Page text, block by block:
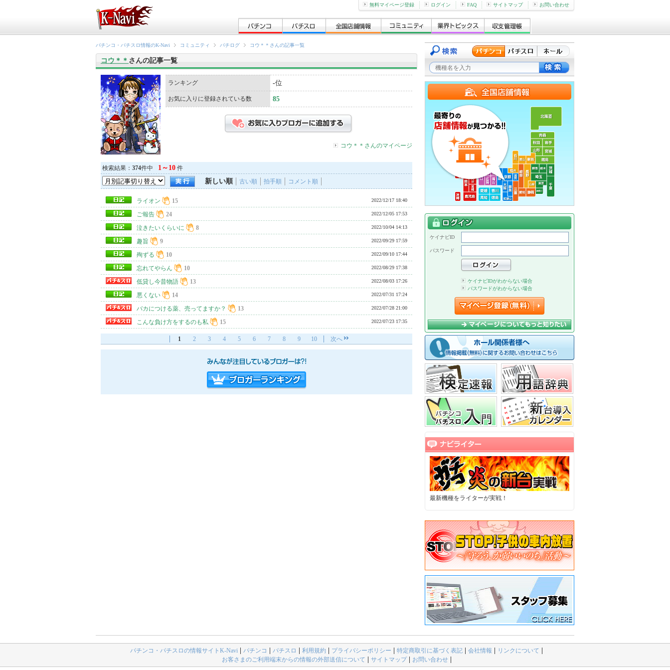
無料マイページ登録 ログイン FAQ サイトマップ お問い合わせ
パチンコ・パチスロ情報のK-Navi コミュニティ パチログ コウ＊＊さんの記事一覧
コウ＊＊ さんの記事一覧
ランキング -位
お気に入りに登録されている数 85
コウ＊＊さんのマイページ
検索結果： 374件中 1～10 件
新しい順 古い順 拍手順 コメント順
ライオン 15 2022/12/17 18:40
ご報告 24 2022/12/05 17:53
泣きたいくらいに 8 2022/10/04 14:13
趣旨 9 2022/09/29 17:59
殉ずる 10 2022/09/10 17:44
忘れてやらん 10 2022/08/29 17:38
低貸し今昔物語 13 2022/08/03 17:26
悪くない 14 2022/07/31 17:24
バカにつける薬、売ってますか？ 13 2022/07/28 21:00
こんな負け方をするのも私 15 2022/07/23 17:35
1 2 3 4 5 6 7 8 9 10 次へ
ケイナビID
パスワード
ケイナビIDがわからない場合
パスワードがわからない場合
最新機種をライターが実戦！
パチンコ・パチスロの情報サイトK-Navi パチンコ パチスロ 利用規約 プライバシーポリシー 特定商取引に基づく表記 会社情報
リンクについて
お客さまのご利用端末からの情報の外部送信について
サイトマップ お問い合わせ